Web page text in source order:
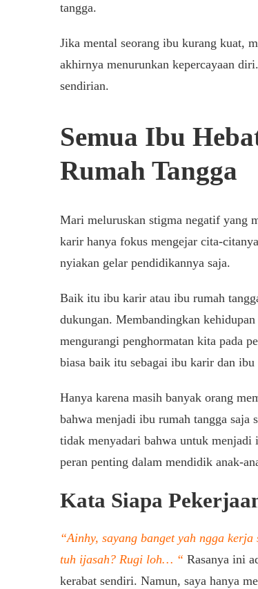
tangga.
Jika mental seorang ibu kurang kuat,
akhirnya menurunkan kepercayaan
sendirian.
Semua Ibu
Rumah Tangga
Mari meluruskan stigma negatif yang
karir hanya fokus mengejar cita-
nyiakan gelar pendidikannya saja.
Baik itu ibu karir atau ibu rumah
dukungan. Membandingkan
mengurangi penghormatan kita pada
biasa baik itu sebagai ibu karir dan ibu
Hanya karena masih banyak orang
bahwa menjadi ibu rumah tangga saja
tidak menyadari bahwa untuk
peran penting dalam mendidik anak-
Kata Siapa
“Ainhy, sayang banget yah ngga
tuh ijasah? Rugi loh… “ Rasanya ini
kerabat sendiri. Namun, saya hanya